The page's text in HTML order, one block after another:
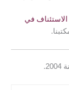
الاستئناف في